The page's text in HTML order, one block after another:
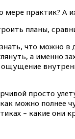
практик? А
планы,
что можно в
а именно
ощущение
просто
можно полнее
– какие они